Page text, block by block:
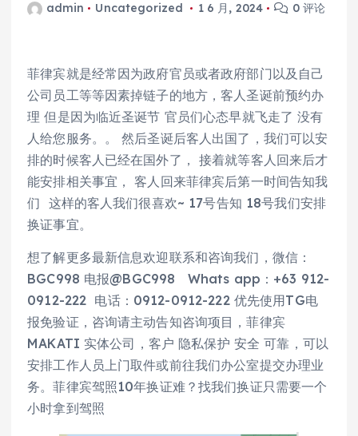
admin Uncategorized 1 6 月, 2024 0 评论
菲律宾就是经常因为政府官员或者政府部门以及自己
公司员工等等因素掉链子的地方，客人圣诞前预约办
理 但是因为临近圣诞节 官员们心态早就飞走了 没有
人给您服务。。 然后圣诞后客人出国了，我们可以安
排的时候客人已经在国外了， 接着就等客人回来后才
能安排相关事宜， 客人回来菲律宾后第一时间告知我
们 这样的客人我们很喜欢~ 17号告知 18号我们安排
换证事宜。
想了解更多最新信息欢迎联系和咨询我们，微信：
BGC998 电报@BGC998 Whats app：+63 912-
0912-222 电话：0912-0912-222 优先使用TG电
报免验证，咨询请主动告知咨询项目，菲律宾
MAKATI 实体公司，客户 隐私保护 安全 可靠，可以
安排工作人员上门取件或前往我们办公室提交办理业
务。菲律宾驾照10年换证难？找我们换证只需要一个
小时拿到驾照